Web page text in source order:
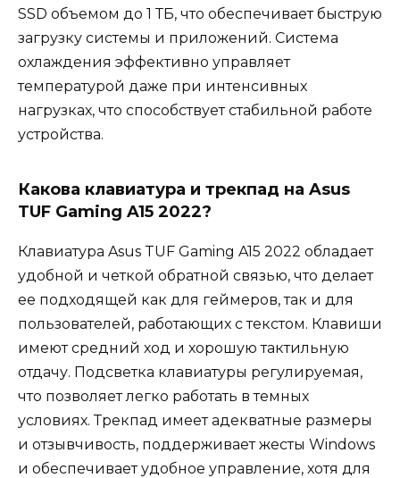
SSD объемом до 1 ТБ, что обеспечивает быструю
загрузку системы и приложений. Система
охлаждения эффективно управляет
температурой даже при интенсивных
нагрузках, что способствует стабильной работе
устройства.
Какова клавиатура и трекпад на Asus
TUF Gaming A15 2022?
Клавиатура Asus TUF Gaming A15 2022 обладает
удобной и четкой обратной связью, что делает
ее подходящей как для геймеров, так и для
пользователей, работающих с текстом. Клавиши
имеют средний ход и хорошую тактильную
отдачу. Подсветка клавиатуры регулируемая,
что позволяет легко работать в темных
условиях. Трекпад имеет адекватные размеры
и отзывчивость, поддерживает жесты Windows
и обеспечивает удобное управление, хотя для